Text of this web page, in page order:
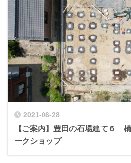
2021-06-28
【ご案内】豊田の石場建て６
ークショップ